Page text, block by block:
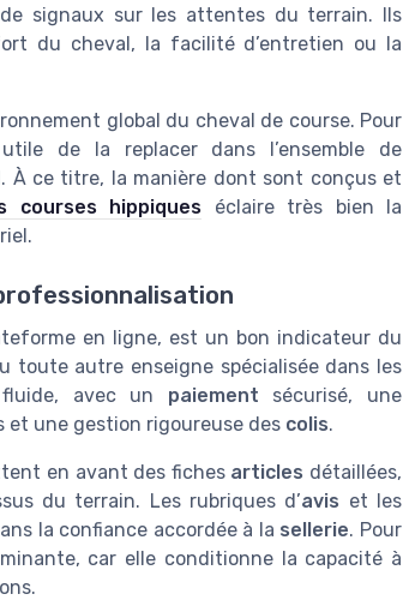
signaux sur les attentes du terrain. Ils
du cheval, la facilité d’entretien ou la
global du cheval de course. Pour
de la replacer dans l’ensemble de
À ce titre, la manière dont sont conçus et
courses hippiques éclaire très bien la
en ligne, est un bon indicateur du
toute autre enseigne spécialisée dans les
fluide, avec un paiement sécurisé, une
et une gestion rigoureuse des colis.
en avant des fiches articles détaillées,
du terrain. Les rubriques d’avis et les
la confiance accordée à la sellerie. Pour
car elle conditionne la capacité à